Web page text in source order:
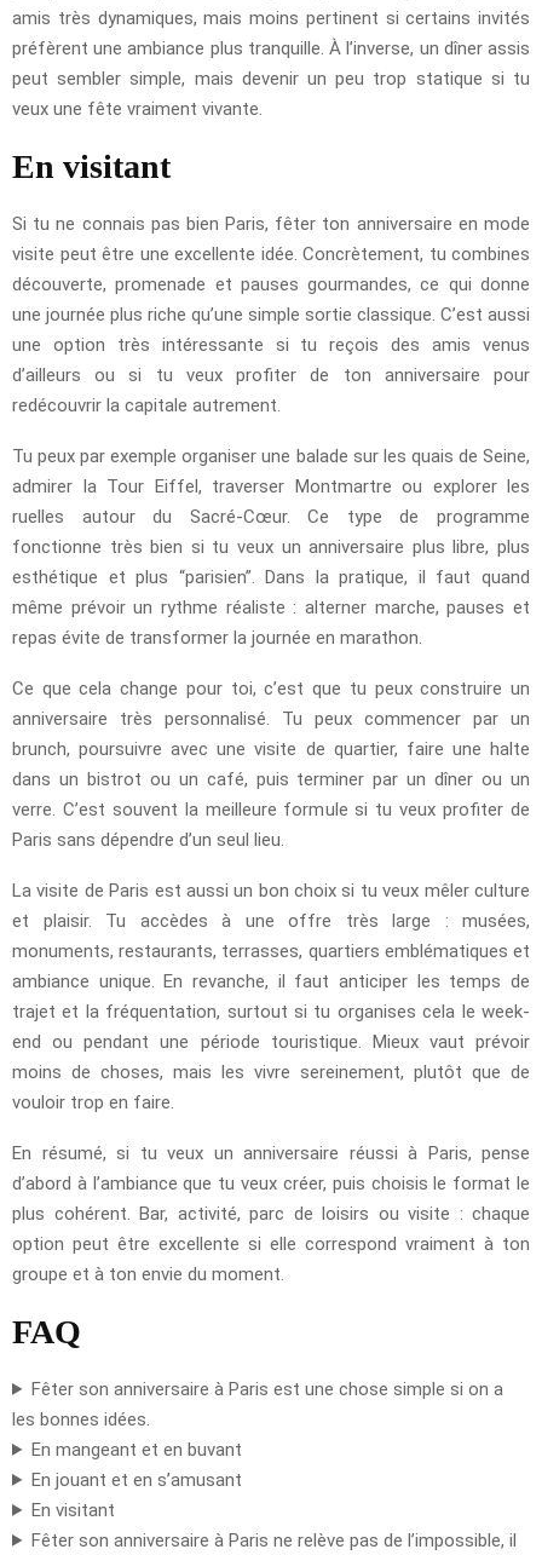
amis très dynamiques, mais moins pertinent si certains invités
préfèrent une ambiance plus tranquille. À l’inverse, un dîner assis
peut sembler simple, mais devenir un peu trop statique si tu
veux une fête vraiment vivante.
En visitant
Si tu ne connais pas bien Paris, fêter ton anniversaire en mode
visite peut être une excellente idée. Concrètement, tu combines
découverte, promenade et pauses gourmandes, ce qui donne
une journée plus riche qu’une simple sortie classique. C’est aussi
une option très intéressante si tu reçois des amis venus
d’ailleurs ou si tu veux profiter de ton anniversaire pour
redécouvrir la capitale autrement.
Tu peux par exemple organiser une balade sur les quais de Seine,
admirer la Tour Eiffel, traverser Montmartre ou explorer les
ruelles autour du Sacré-Cœur. Ce type de programme
fonctionne très bien si tu veux un anniversaire plus libre, plus
esthétique et plus “parisien”. Dans la pratique, il faut quand
même prévoir un rythme réaliste : alterner marche, pauses et
repas évite de transformer la journée en marathon.
Ce que cela change pour toi, c’est que tu peux construire un
anniversaire très personnalisé. Tu peux commencer par un
brunch, poursuivre avec une visite de quartier, faire une halte
dans un bistrot ou un café, puis terminer par un dîner ou un
verre. C’est souvent la meilleure formule si tu veux profiter de
Paris sans dépendre d’un seul lieu.
La visite de Paris est aussi un bon choix si tu veux mêler culture
et plaisir. Tu accèdes à une offre très large : musées,
monuments, restaurants, terrasses, quartiers emblématiques et
ambiance unique. En revanche, il faut anticiper les temps de
trajet et la fréquentation, surtout si tu organises cela le week-
end ou pendant une période touristique. Mieux vaut prévoir
moins de choses, mais les vivre sereinement, plutôt que de
vouloir trop en faire.
En résumé, si tu veux un anniversaire réussi à Paris, pense
d’abord à l’ambiance que tu veux créer, puis choisis le format le
plus cohérent. Bar, activité, parc de loisirs ou visite : chaque
option peut être excellente si elle correspond vraiment à ton
groupe et à ton envie du moment.
FAQ
Fêter son anniversaire à Paris est une chose simple si on a
les bonnes idées.
En mangeant et en buvant
En jouant et en s’amusant
En visitant
Fêter son anniversaire à Paris ne relève pas de l’impossible, il